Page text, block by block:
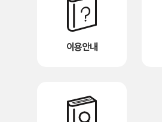
이용안내